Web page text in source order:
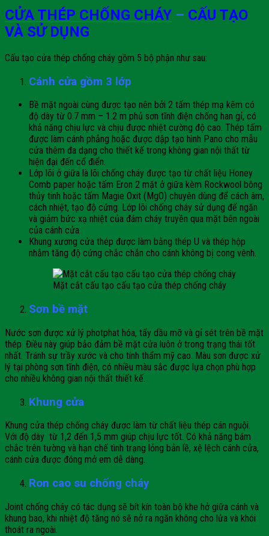
CỬA THÉP CHỐNG CHÁY – CẤU TẠO
VÀ SỬ DỤNG
Cấu tạo cửa thép chống cháy gồm 5 bộ phận như sau:
Cánh cửa gồm 3 lớp
Bề mặt ngoài cùng được tạo nên bởi 2 tấm thép mạ kẽm có
độ dày từ 0.7 mm – 1.2 m phủ sơn tĩnh điện chống han gỉ, có
khả năng chịu lực và chịu được nhiệt cường độ cao. Thép tấm
được làm cánh phẳng hoặc được dập tạo hình Pano cho mẫu
cửa thêm đa dạng cho thiết kế trong không gian nội thất từ
hiện đại đến cổ điển.
Lớp lõi ở giữa là lõi chống cháy được tạo từ chất liệu Honey
Comb paper hoặc tấm Eron 2 mặt ở giữa kèm Rockwool bông
thủy tinh hoặc tấm Magie Oxit (MgO) chuyên dùng để cách âm,
cách nhiệt, tạo độ cứng. Lớp lõi chống cháy sử dụng để ngăn
và giảm bức xạ nhiệt của đám cháy truyền qua mặt bên ngoài
của cánh cửa.
Khung xương cửa thép được làm bằng thép U và thép hộp
nhằm tăng độ cứng chắc chắn cho cánh không bị cong vênh.
Mặt cắt cấu tạo cấu tạo cửa thép chống cháy
Sơn bề mặt
Nước sơn được xử lý photphat hóa, tẩy dầu mỡ và gỉ sét trên bề mặt
thép. Điều này giúp bảo đảm bề mặt cửa luôn ở trong trạng thái tốt
nhất. Tránh sự trầy xước và cho tính thẩm mỹ cao. Màu sơn được xử
lý tại phòng sơn tĩnh điện, có nhiều màu sắc được lựa chọn phù hợp
cho nhiều không gian nội thất thiết kế.
Khung cửa
Khung cửa thép chống cháy được làm từ chất liệu thép cán nguội.
Với độ dày từ 1,2 đến 1,5 mm giúp chịu lực tốt. Có khả năng bám
chắc trên tường và hạn chế tình trạng lỏng bản lề, xệ lệch cánh cửa,
cánh cửa được đóng mở em dễ dàng.
Ron cao su chống cháy
Joint chống cháy có tác dụng sẽ bít kín toàn bộ khe hở giữa cánh và
khung bao, khi nhiệt độ tăng nó sẽ nở ra ngăn không cho lửa và khói
thoát ra ngoài.